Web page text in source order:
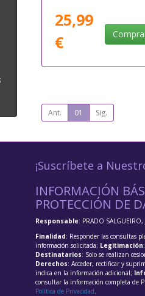
25,99
€
Ant. 01 Sig.
¡Suscríbete a
INFORMACIÓN
PROTECCIÓN DE
Responsable: PRADO SALGUEIRO,
Finalidad: Responder las consultas
información solicitada; Legitimación
Destinatarios: Solo se realizan
Derechos: Acceder, rectificar y
indica en la información adicional;
consultar la información completa de
Política de Privacidad.